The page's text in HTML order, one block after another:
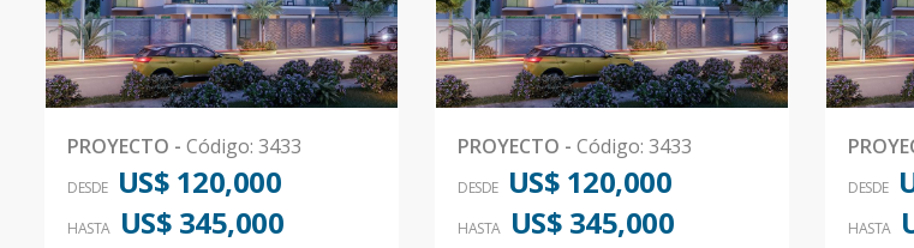
PROYECTO - Código: 3433
DESDE US$ 120,000
HASTA US$ 345,000
PROYECTO - Código: 3433
DESDE US$ 120,000
HASTA US$ 345,000
DESDE
HASTA